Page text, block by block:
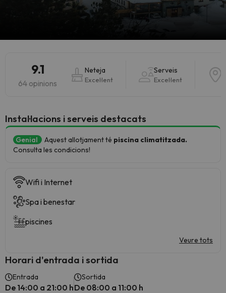
9.1
64 opinions
Neteja
Excel·lent
Serveis
Excel·lent
Instal·lacions i serveis destacats
Genial Aquest allotjament té piscina climatitzada.
Consulta les condicions!
Wifi i Internet
Spa i benestar
piscines
Veure tots
Horari d'entrada i sortida
Entrada
De 14:00 a 21:00 h
Sortida
De 08:00 a 11:00 h